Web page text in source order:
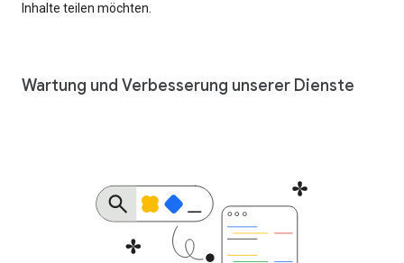
Inhalte teilen möchten.
Wartung und Verbesserung unserer Dienste